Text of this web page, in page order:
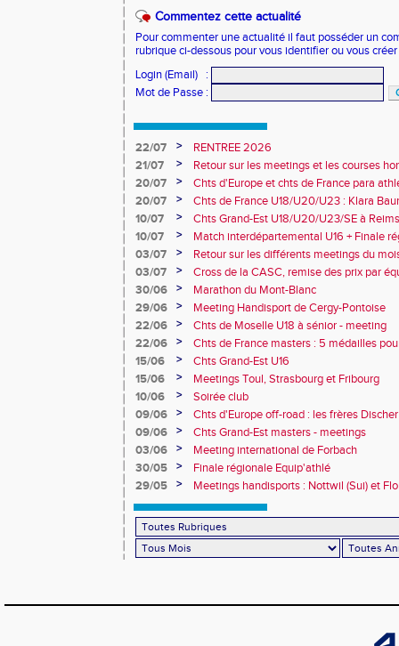
Commentez cette actualité
Pour commenter une actualité il faut posséder un
rubrique ci-dessous pour vous identifier ou vous
Login (Email)
:
Mot de Passe :
22/07 >
RENTREE 2026
21/07
>
Retour sur les meetings et les courses
20/07
>
Chts d'Europe et chts de France para
champion d'Europe et multiples
20/07 >
Chts de France U18/U20/U23 : Klara
10e
10/07 >
Chts Grand-Est U18/U20/U23/SE à
10/07
>
Match interdépartemental U16 + Finale
Obernai
03/07 >
Retour sur les différents meetings du
03/07
>
Cross de la CASC, remise des prix par
collèges
30/06 >
Marathon du Mont-Blanc
29/06
>
Meeting Handisport de Cergy-Pontoise
22/06
>
Chts de Moselle U18 à sénior - meeting
22/06
>
Chts de France masters : 5 médailles
15/06
>
Chts Grand-Est U16
15/06
>
Meetings Toul, Strasbourg et Fribourg
10/06
>
Soirée club
09/06
>
Chts d'Europe off-road : les frères
09/06
>
Chts Grand-Est masters - meetings
03/06
>
Meeting international de Forbach
30/05
>
Finale régionale Equip'athlé
29/05
> Meetings handisports : Nottwil (Sui) et